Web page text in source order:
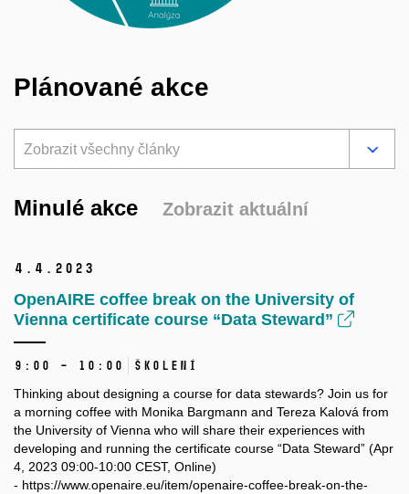
Plánované akce
Zobrazit všechny články
Minulé akce Zobrazit aktuální
4. 4. 2023
OpenAIRE coffee break on the University of
Vienna certificate course “Data Steward”
9:00 – 10:00 Školení
Thinking about designing a course for data stewards? Join us for
a morning coffee with Monika Bargmann and Tereza Kalová from
the University of Vienna who will share their experiences with
developing and running the certificate course “Data Steward” (Apr
4, 2023 09:00-10:00 CEST, Online)
- https://www.openaire.eu/item/openaire-coffee-break-on-the-